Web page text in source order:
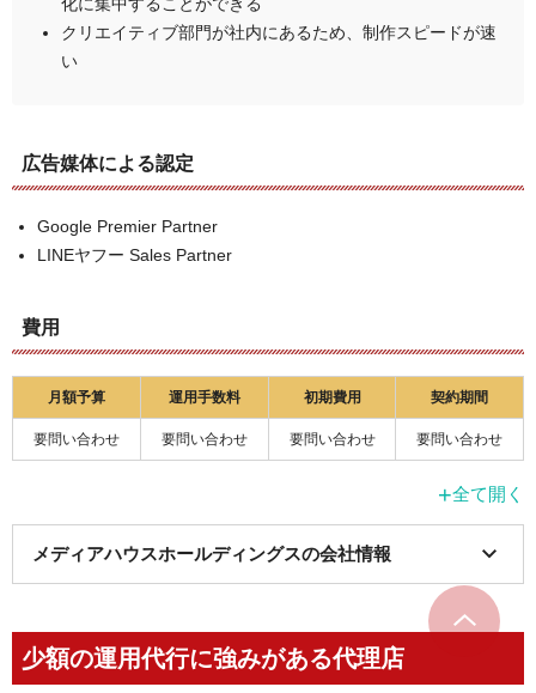
クリエイティブ部門が社内にあるため、制作スピードが速
い
広告媒体による認定
Google Premier Partner
LINEヤフー Sales Partner
費用
月額予算 運用手数料 初期費用 契約期間
要問い合わせ 要問い合わせ 要問い合わせ 要問い合わせ
+全て開く
メディアハウスホールディングスの会社情報
項目 詳細
会社名 メディアハウスホールディングス株式会社
少額の運用代行に強みがある代理店